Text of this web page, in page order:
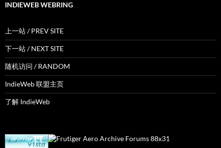
INDIEWEB WEBRING
上一站 / PREV SITE
下一站 / NEXT SITE
随机访问 / RANDOM
IndieWeb 联盟主页
了解 IndieWeb